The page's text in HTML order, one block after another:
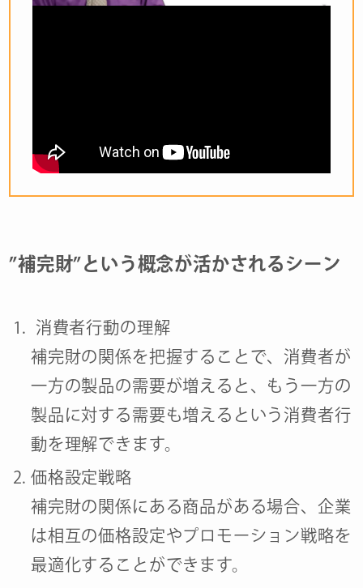
”補完財”という概念が活かされるシーン
消費者行動の理解
補完財の関係を把握することで、消費者が
一方の製品の需要が増えると、もう一方の
製品に対する需要も増えるという消費者行
動を理解できます。
価格設定戦略
補完財の関係にある商品がある場合、企業
は相互の価格設定やプロモーション戦略を
最適化することができます。